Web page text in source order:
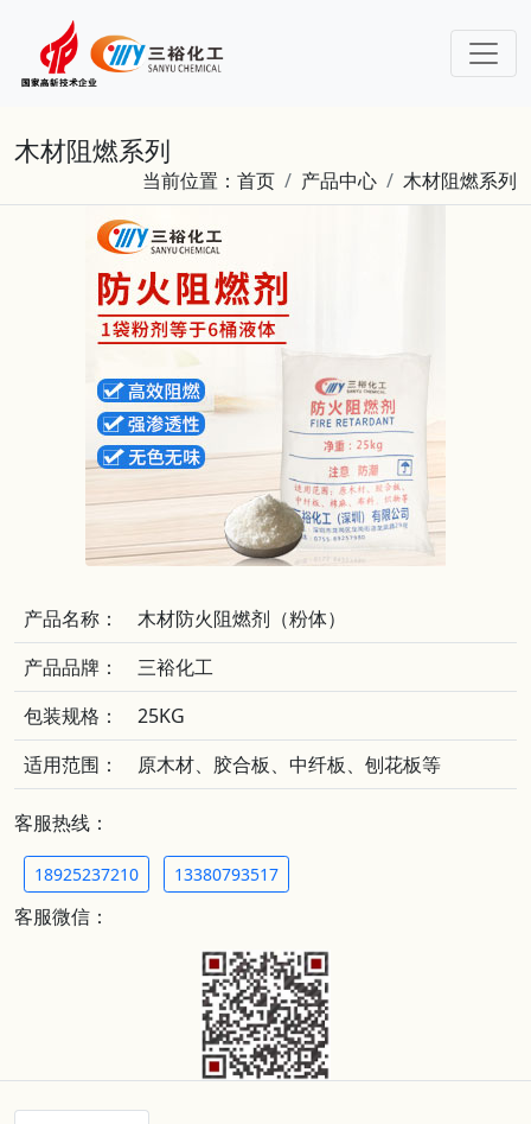
木材阻燃系列
当前位置： 首页 产品中心 木材阻燃系列
产品名称：
木材防火阻燃剂（粉体）
产品品牌：
三裕化工
包装规格：
25KG
适用范围：
原木材、胶合板、中纤板、刨花板等
客服热线：
18925237210 13380793517
客服微信：